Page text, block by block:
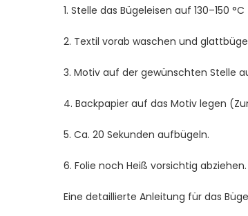
1. Stelle das Bügeleisen auf 130–150
2. Textil vorab waschen und
3. Motiv auf der gewünschten Stelle
4. Backpapier auf das Motiv legen
5. Ca. 20 Sekunden aufbügeln.
6. Folie noch Heiß vorsichtig abziehen.
Eine detaillierte Anleitung für das